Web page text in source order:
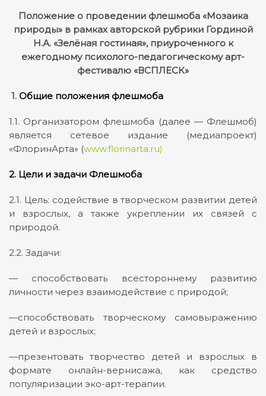
Положение о проведении флешмоба «Мозаика
природы» в рамках авторской рубрики Гординой
Н.А. «Зелёная гостиная», приуроченного к
ежегодному психолого-педагогическому арт-
фестивалю «ВСПЛЕСК»
1. Общие положения флешмоба
1.1. Организатором флешмоба (далее — Флешмоб)
является сетевое издание (медиапроект)
«ФлоринАрта» (www.florinarta.ru)
2. Цели и задачи Флешмоба
2.1. Цель: содействие в творческом развитии детей
и взрослых, а также укреплении их связей с
природой.
2.2. Задачи:
— способствовать всестороннему развитию
личности через взаимодействие с природой;
—способствовать творческому самовыражению
детей и взрослых;
—презентовать творчество детей и взрослых в
формате онлайн-вернисажа, как средство
популяризации эко-арт-терапии.